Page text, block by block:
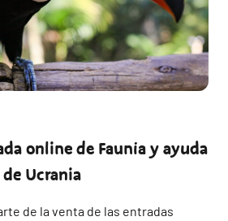
online de Faunia y ayuda
Ucrania
de la venta de las entradas